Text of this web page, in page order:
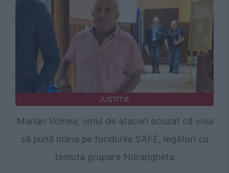
JUSTITIE
Marian Voinea, omul de afaceri acuzat că voia
să pună mâna pe fondurile SAFE, legături cu
temuta grupare Ndrangheta